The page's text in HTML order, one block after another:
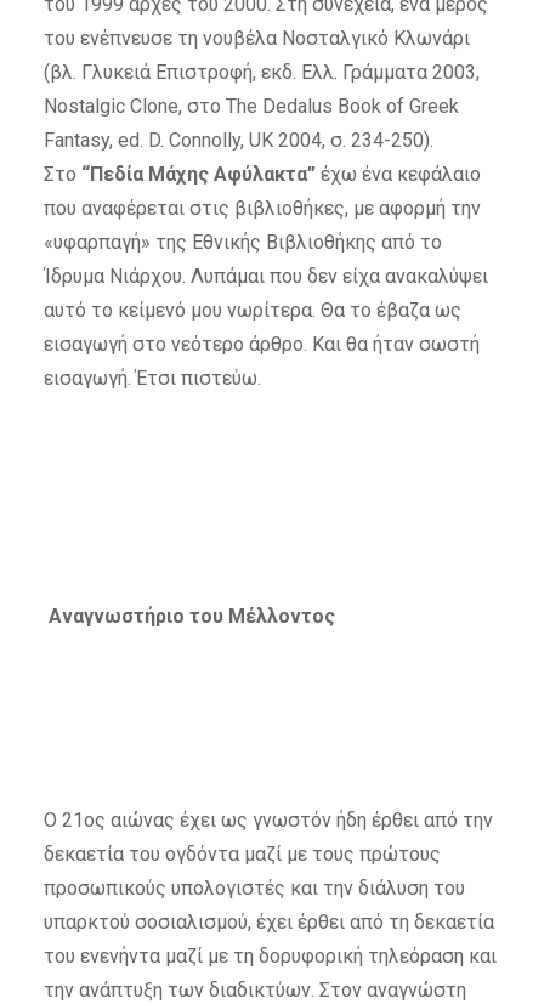
του 1999 αρχές του 2000. Στη συνέχεια, ένα μέρος
του ενέπνευσε τη νουβέλα Νοσταλγικό Κλωνάρι
(βλ. Γλυκειά Επιστροφή, εκδ. Ελλ. Γράμματα 2003,
Nostalgic Clone, στο The Dedalus Book of Greek
Fantasy, ed. D. Connolly, UK 2004, σ. 234-250).
Στο “Πεδία Μάχης Αφύλακτα”έχω ένα κεφάλαιο
που αναφέρεται στις βιβλιοθήκες, με αφορμή την
«υφαρπαγή» της Εθνικής Βιβλιοθήκης από το
Ίδρυμα Νιάρχου. Λυπάμαι που δεν είχα ανακαλύψει
αυτό το κείμενό μου νωρίτερα. Θα το έβαζα ως
εισαγωγή στο νεότερο άρθρο. Και θα ήταν σωστή
εισαγωγή. Έτσι πιστεύω.
Aναγνωστήριο του Μέλλοντος
Ο 21ος αιώνας έχει ως γνωστόν ήδη έρθει από την
δεκαετία του ογδόντα μαζί με τους πρώτους
προσωπικούς υπολογιστές και την διάλυση του
υπαρκτού σοσιαλισμού, έχει έρθει από τη δεκαετία
του ενενήντα μαζί με τη δορυφορική τηλεόραση και
την ανάπτυξη των διαδικτύων. Στον αναγνώστη